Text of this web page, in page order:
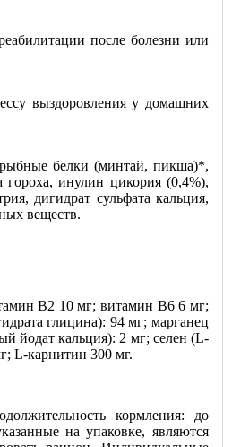
после болезни или
выздоровления у домашних
белки (минтай, пикша)*,
гороха, инулин цикория (0,4%),
дигидрат сульфата кальция,
веществ.
B2 10 мг; витамин B6 6 мг;
глицина): 94 мг; марганец
йодат кальция): 2 мг; селен (L-
L-карнитин 300 мг.
кормления: до
на упаковке, являются